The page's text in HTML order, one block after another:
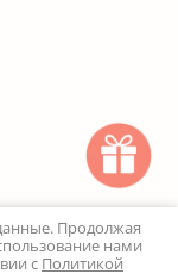
Продолжая
нами
с Политикой